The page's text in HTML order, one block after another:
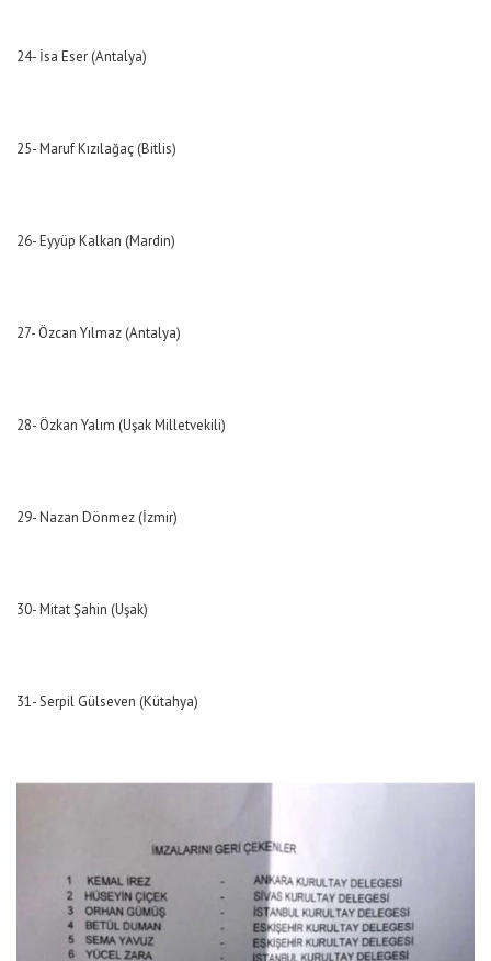
24- İsa Eser (Antalya)
25- Maruf Kızılağaç (Bitlis)
26- Eyyüp Kalkan (Mardin)
27- Özcan Yılmaz (Antalya)
28- Özkan Yalım (Uşak Milletvekili)
29- Nazan Dönmez (İzmir)
30- Mitat Şahin (Uşak)
31- Serpil Gülseven (Kütahya)